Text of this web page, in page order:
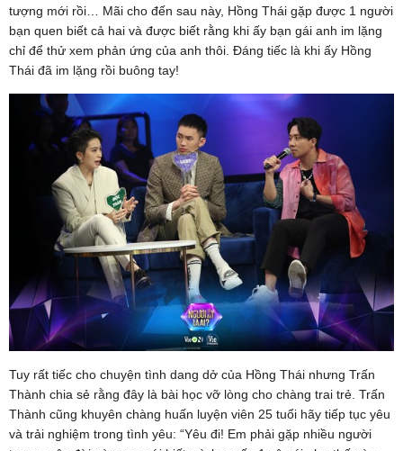
tượng mới rồi… Mãi cho đến sau này, Hồng Thái gặp được 1 người
bạn quen biết cả hai và được biết rằng khi ấy bạn gái anh im lặng
chỉ để thử xem phản ứng của anh thôi. Đáng tiếc là khi ấy Hồng
Thái đã im lặng rồi buông tay!
Tuy rất tiếc cho chuyện tình dang dở của Hồng Thái nhưng Trấn
Thành chia sẻ rằng đây là bài học vỡ lòng cho chàng trai trẻ. Trấn
Thành cũng khuyên chàng huấn luyện viên 25 tuổi hãy tiếp tục yêu
và trải nghiệm trong tình yêu: “Yêu đi! Em phải gặp nhiều người